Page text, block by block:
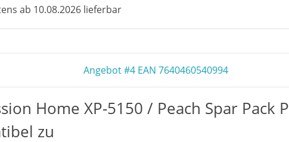
ab 10.08.2026 lieferbar
Angebot #4 EAN 7640460540994
Home XP-5150 / Peach Spar Pack
zu